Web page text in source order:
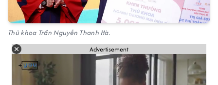
Thủ khoa Trần Nguyễn Thanh Hà.
Advertisement